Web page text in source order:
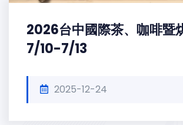
2026台中國際茶、咖啡暨
7/10-7/13
2025-12-24